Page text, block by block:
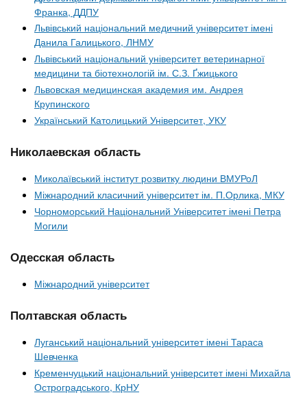
Франка, ДДПУ
Львівський національний медичний університет імені
Данила Галицького, ЛНМУ
Львівський національний університет ветеринарної
медицини та біотехнологій ім. С.З. Ґжицького
Львовская медицинская академия им. Андрея
Крупинского
Український Католицький Університет, УКУ
Николаевская область
Миколаївський інститут розвитку людини ВМУРоЛ
Міжнародний класичний університет ім. П.Орлика, МКУ
Чорноморський Національний Університет імені Петра
Могили
Одесская область
Міжнародний університет
Полтавская область
Луганський національний університет імені Тараса
Шевченка
Кременчуцький національний університет імені Михайла
Остроградського, КрНУ